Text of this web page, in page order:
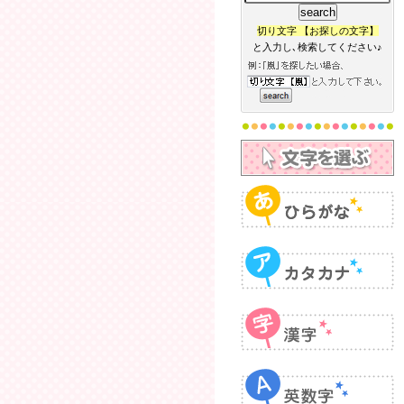
切り文字 【お探しの文字】
と入力し､検索してください♪